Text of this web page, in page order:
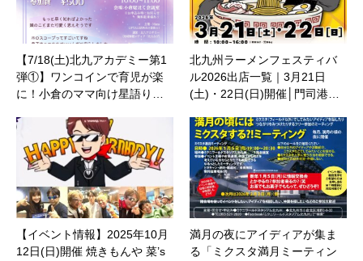
【7/18(土)北九アカデミー第1
弾①】ワンコインで育児が楽
に！小倉のママ向け星語り…
北九州ラーメンフェスティバ
ル2026出店一覧｜3月21日
(土)・22日(日)開催│門司港…
【イベント情報】2025年10月
12日(日)開催 焼きもんや 菜’s
満月の夜にアイディアが集ま
る「ミクスタ満月ミーティン